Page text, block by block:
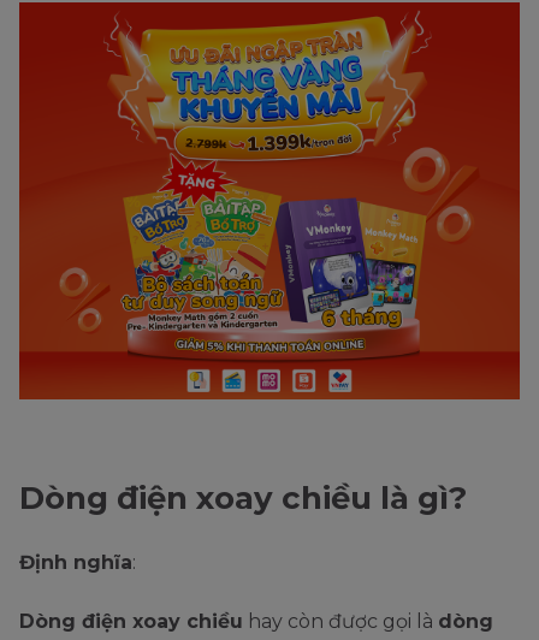
Dòng điện xoay chiều là gì?
Định nghĩa:
Dòng điện xoay chiều hay còn được gọi là dòng